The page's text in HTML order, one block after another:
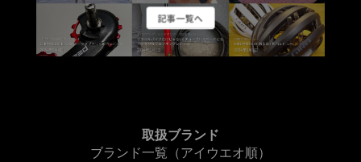
記事一覧へ
取扱ブランド
ブランド一覧（アイウエオ順）